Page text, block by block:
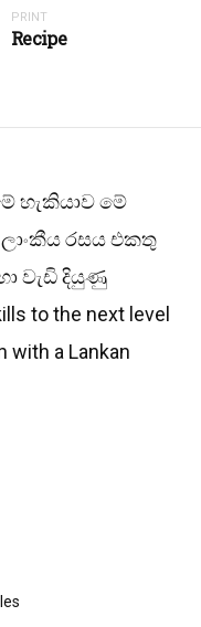
PRINT
Recipe
හැකියාව මේ
රසය එකතු
වැඩි දියුණු
to the next level
with a Lankan